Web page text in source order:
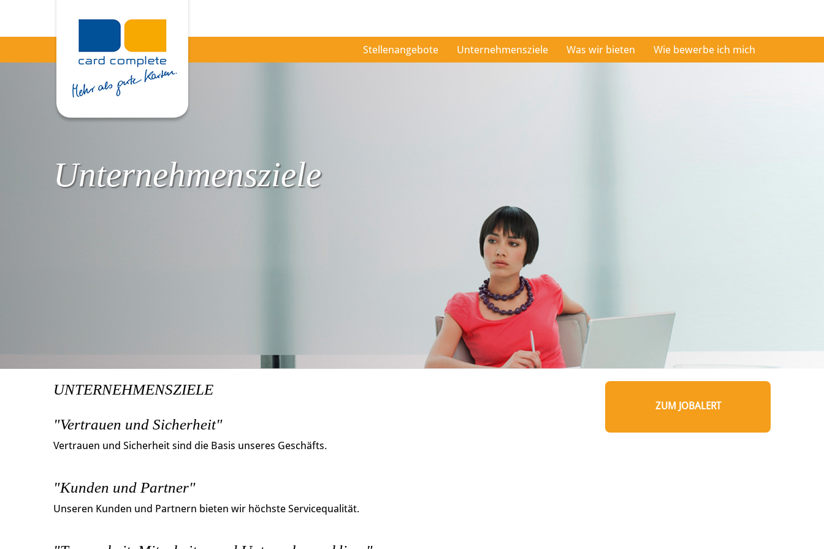
Stellenangebote Unternehmensziele Was wir bieten Wie bewerbe ich mich
Unternehmensziele
ZUM JOBALERT
UNTERNEHMENSZIELE
"Vertrauen und Sicherheit"
Vertrauen und Sicherheit sind die Basis unseres Geschäfts.
"Kunden und Partner"
Unseren Kunden und Partnern bieten wir höchste Servicequalität.